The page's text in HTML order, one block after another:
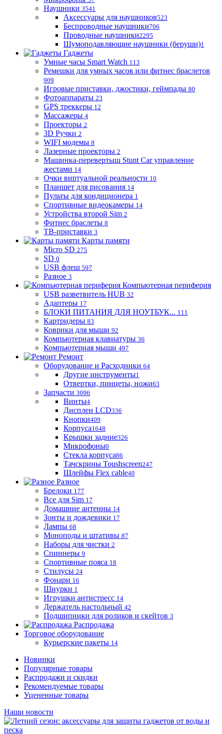
Наушники 3541
Аксессуары для наушников523
Беспроводные наушники706
Проводные наушники2295
Шумоподавляющие наушники (беруши)1
Гаджеты
Умные часы Smart Watch 113
Ремешки для умных часов или фитнес браслетов
909
Игровые приставки, джостики, геймпады 80
Фотоаппараты 23
GPS треккеры 12
Массажеры 4
Проекторы 2
3D Ручки 2
WIFI модемы 8
Лазерные проекторы 2
Машинка-перевертыш Stunt Car управление
жестами 14
Очки виртуальной реальности 10
Планшет для рисования 14
Пульты для кондиционера 1
Спортивные видеокамеры 14
Устройства второй Sim 2
Фитнес браслеты 8
ТВ-приставки 3
Карты памяти
Micro SD 275
SD 0
USB флеш 597
Разное 3
Компьютерная периферия
USB разветвитель HUB 32
Адаптеры 17
БЛОКИ ПИТАНИЯ ДЛЯ НОУТБУК... 111
Картридеры 83
Коврики для мыши 92
Компьютерная клавиатуры 36
Компьютерная мыши 497
Ремонт
Оборудование и Расходники 64
Другие инструменты1
Отвертки, пинцеты, ножи63
Запчасти 3096
Винты4
Дисплеи LCD336
Кнопки409
Корпуса1648
Крышки задние326
Микрофоны0
Стекла корпуса86
Тачскрины Toushscreen247
Шлейфы Flex cable40
Разное
Брелоки 177
Все для Sim 17
Домашние антенны 14
Зонты и дождевики 17
Лампы 68
Моноподы и штативы 87
Наборы для чистки 2
Спиннеры 9
Спортивные пояса 18
Стилусы 24
Фонари 16
Шнурки 1
Игрушки антистресс 14
Держатель настольный 42
Подшипники для роликов и скейтов 3
Распродажа
Торговое оборудование
Курьерские пакеты 14
Новинки
Популярные товары
Распродажи и скидки
Рекомендуемые товары
Уцененные товары
Наши новости